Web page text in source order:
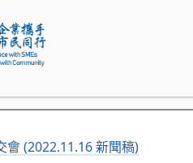
會 (2022.11.16 新聞稿)